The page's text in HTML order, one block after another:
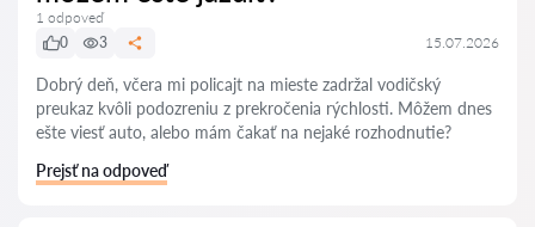
1 odpoveď
0
3 15.07.2026
Dobrý deň, včera mi policajt na mieste zadržal vodičský
preukaz kvôli podozreniu z prekročenia rýchlosti. Môžem dnes
ešte viesť auto, alebo mám čakať na nejaké rozhodnutie?
Prejsť na odpoveď